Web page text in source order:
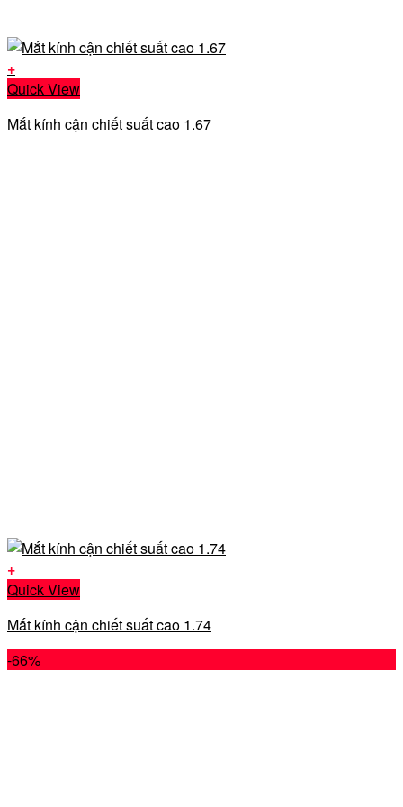
+
Quick View
Mắt kính cận chiết suất cao 1.67
+
Quick View
Mắt kính cận chiết suất cao 1.74
-66%